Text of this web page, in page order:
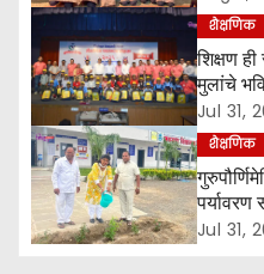
i
o
n
शैक्षणिक
शिक्षण
मुलांचे
Jul 31,
शैक्षणिक
पर्यावरण
Jul 31,